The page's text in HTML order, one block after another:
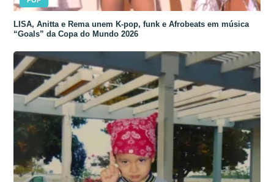
LISA, Anitta e Rema unem K-pop, funk e Afrobeats em música
“Goals” da Copa do Mundo 2026